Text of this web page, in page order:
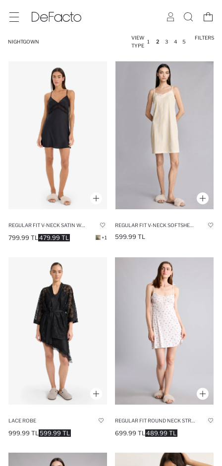
NIGHTGOWN
VIEW
TYPE
1 2 3 4 5
FILTERS
479.99 TL
799.99 TL +1 599.99 TL
LACE ROBE
599.99 TL
999.99 TL 489.99 TL
699.99 TL